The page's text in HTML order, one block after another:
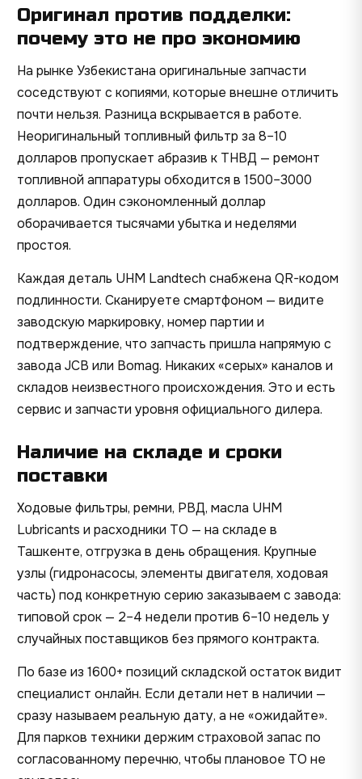
Оригинал против подделки:
почему это не про экономию
На рынке Узбекистана оригинальные запчасти
соседствуют с копиями, которые внешне отличить
почти нельзя. Разница вскрывается в работе.
Неоригинальный топливный фильтр за 8–10
долларов пропускает абразив к ТНВД — ремонт
топливной аппаратуры обходится в 1500–3000
долларов. Один сэкономленный доллар
оборачивается тысячами убытка и неделями
простоя.
Каждая деталь UHM Landtech снабжена QR-кодом
подлинности. Сканируете смартфоном — видите
заводскую маркировку, номер партии и
подтверждение, что запчасть пришла напрямую с
завода JCB или Bomag. Никаких «серых» каналов и
складов неизвестного происхождения. Это и есть
сервис и запчасти уровня официального дилера.
Наличие на складе и сроки
поставки
Ходовые фильтры, ремни, РВД, масла UHM
Lubricants и расходники ТО — на складе в
Ташкенте, отгрузка в день обращения. Крупные
узлы (гидронасосы, элементы двигателя, ходовая
часть) под конкретную серию заказываем с завода:
типовой срок — 2–4 недели против 6–10 недель у
случайных поставщиков без прямого контракта.
По базе из 1600+ позиций складской остаток видит
специалист онлайн. Если детали нет в наличии —
сразу называем реальную дату, а не «ожидайте».
Для парков техники держим страховой запас по
согласованному перечню, чтобы плановое ТО не